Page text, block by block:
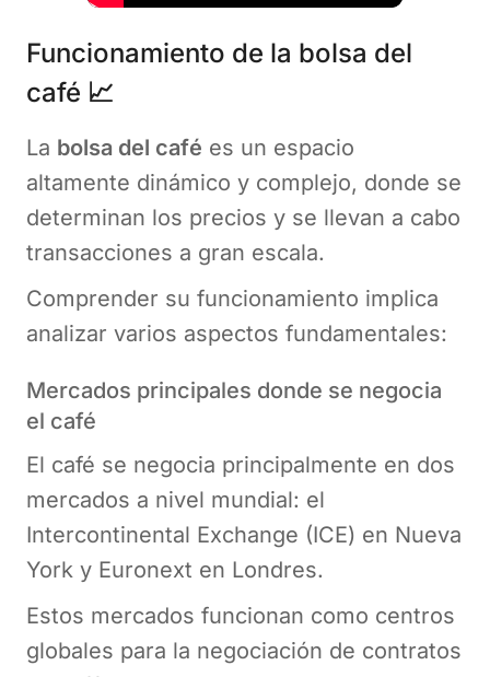
Funcionamiento de la bolsa del
café 📈
La bolsa del café es un espacio
altamente dinámico y complejo, donde se
determinan los precios y se llevan a cabo
transacciones a gran escala.
Comprender su funcionamiento implica
analizar varios aspectos fundamentales:
Mercados principales donde se negocia
el café
El café se negocia principalmente en dos
mercados a nivel mundial: el
Intercontinental Exchange (ICE) en Nueva
York y Euronext en Londres.
Estos mercados funcionan como centros
globales para la negociación de contratos